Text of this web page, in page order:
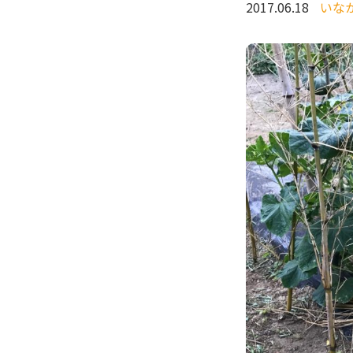
2017.06.18 いな